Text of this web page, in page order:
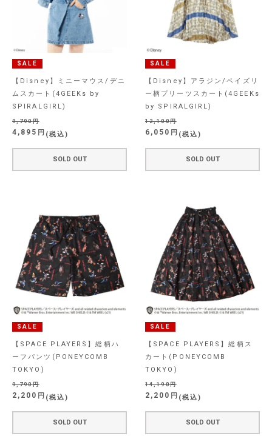
SALE
【Disney】ミニーマウス/デニ
ムスカート(4GEEKs by
SPIRALGIRL)
9,790
4,895 税込
SOLD OUT
SALE
【Disney】アラジン/ペイズリ
ー柄プリーツスカート(4GEEKs
by SPIRALGIRL)
12,100
6,050 税込
SOLD OUT
SALE
【SPACE PLAYERS】総柄ハ
ーフパンツ(PONEYCOMB
TOKYO)
9,790
2,200 税込
SOLD OUT
SALE
【SPACE PLAYERS】総柄ス
カート(PONEYCOMB
TOKYO)
14,190
2,200 税込
SOLD OUT